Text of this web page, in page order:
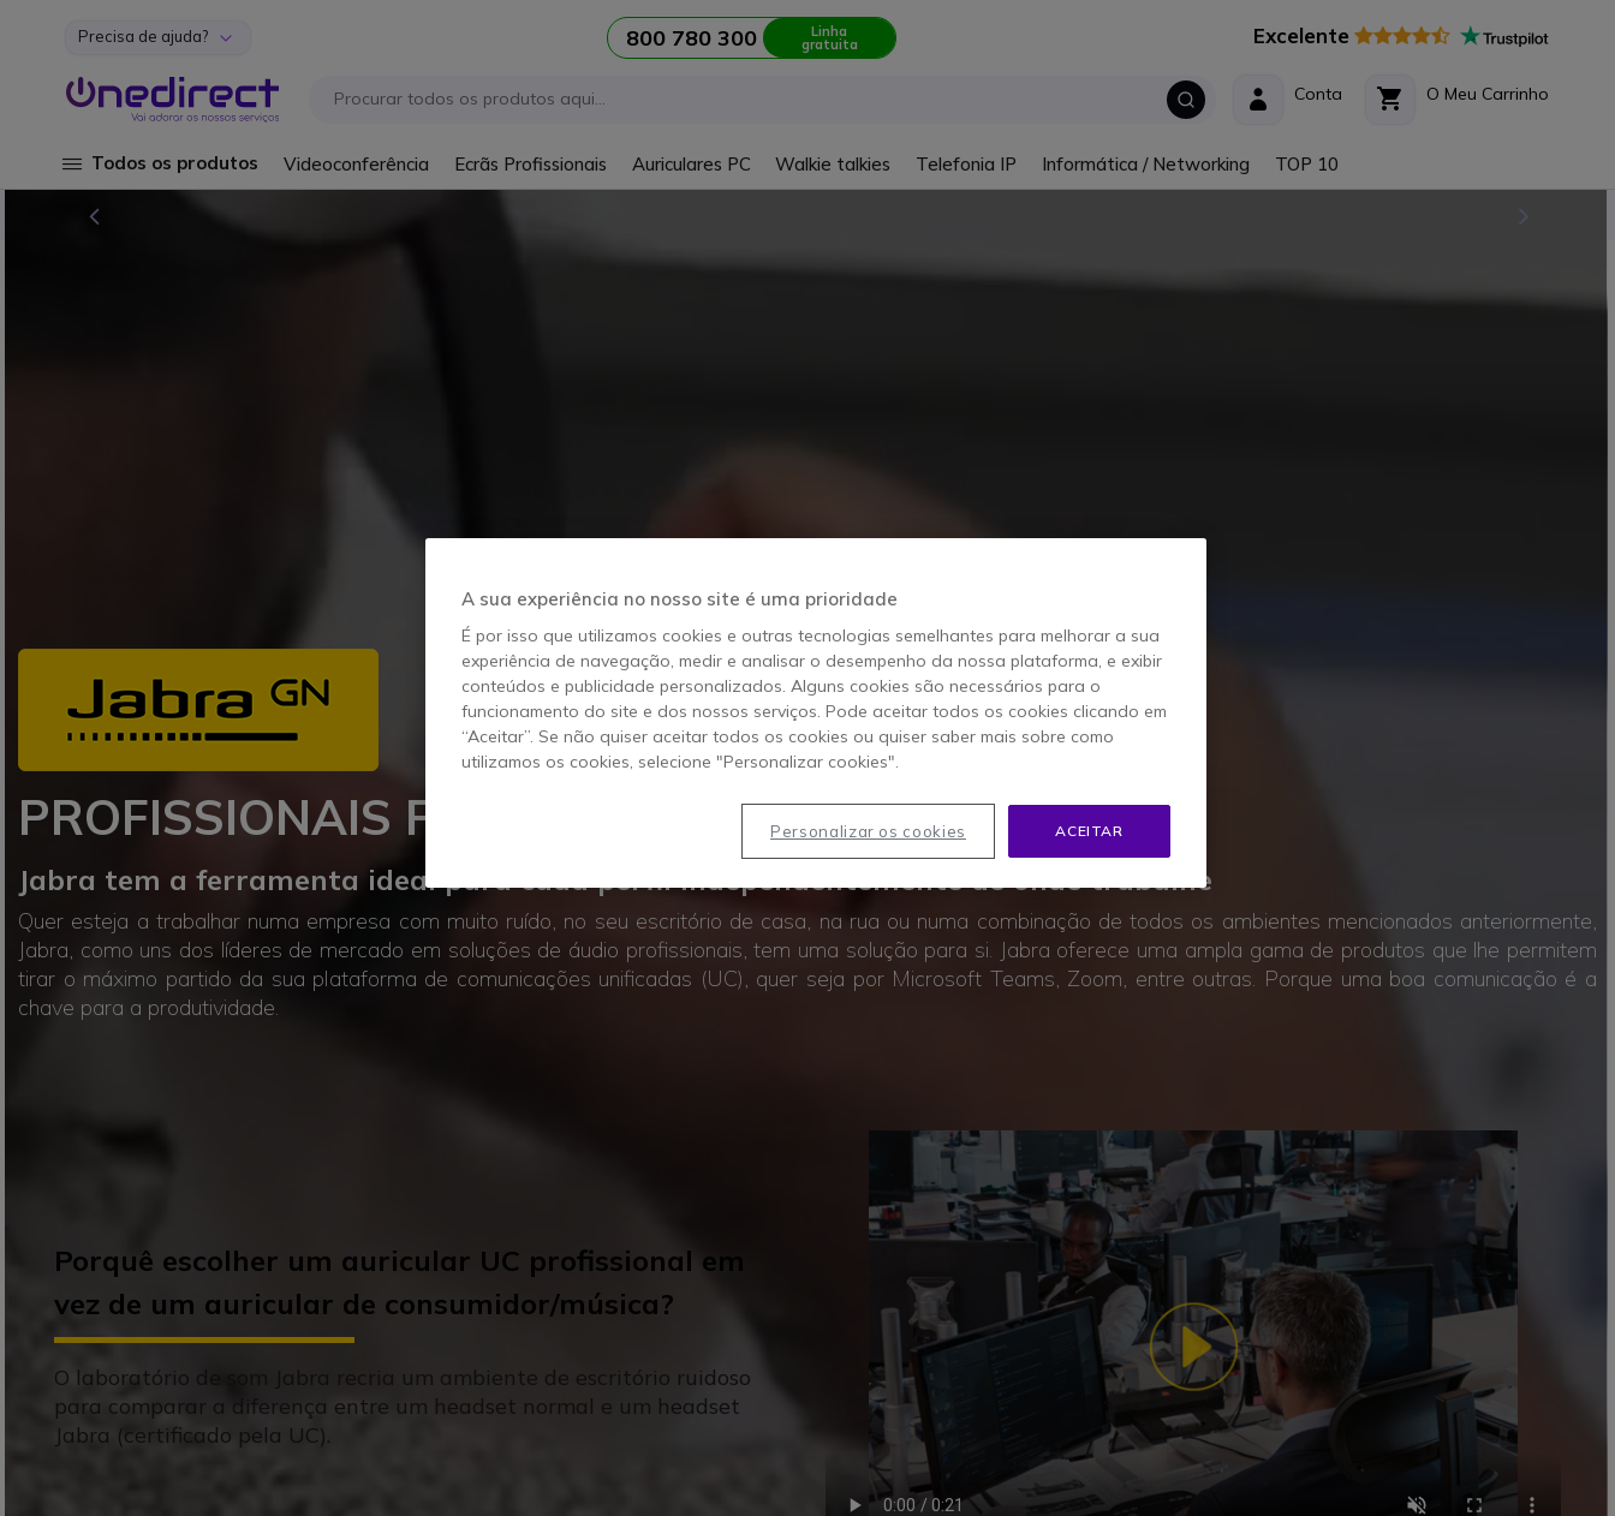
Ir para o Conteúdo
Precisa de ajuda? 800 780 300 Linha
gratuita Excelente
O Meu Carrinho
Conta
Todos os produtos Videoconferência Ecrãs Profissionais Auriculares PC Walkie talkies Telefonia IP Informática / Networking TOP 10
PROFISSIONAIS FLEXÍVEIS ESCOLHEMJABRA
Jabra tem a ferramenta ideal para cada perfil independentemente de onde trabalhe
Quer esteja a trabalhar numa empresa com muito ruído, no seu escritório de casa, na rua ou numa combinação de todos os ambientes mencionados anteriormente,
Jabra, como uns dos líderes de mercado em soluções de áudio profissionais, tem uma solução para si. Jabra oferece uma ampla gama de produtos que lhe permitem
tirar o máximo partido da sua plataforma de comunicações unificadas (UC), quer seja por Microsoft Teams, Zoom, entre outras. Porque uma boa comunicação é a
chave para a produtividade.
Porquê escolher um auricular UC profissional em
vez de um auricular de consumidor/música?
O laboratório de som Jabra recria um ambiente de escritório ruidoso
para comparar a diferença entre um headset normal e um headset
Jabra (certificado pela UC).
A sua experiência no nosso site é uma prioridade
É por isso que utilizamos cookies e outras tecnologias semelhantes para melhorar a sua
experiência de navegação, medir e analisar o desempenho da nossa plataforma, e exibir
conteúdos e publicidade personalizados. Alguns cookies são necessários para o
funcionamento do site e dos nossos serviços. Pode aceitar todos os cookies clicando em
“Aceitar”. Se não quiser aceitar todos os cookies ou quiser saber mais sobre como
utilizamos os cookies, selecione "Personalizar cookies".
ACEITAR
Personalizar os cookies